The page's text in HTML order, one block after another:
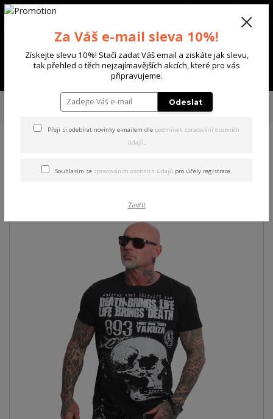
Menu
+420 702 136 620
TRIKA & TÍLKA
Yakuza pánské tričko Death Life Regular
T-Shirt black 3XL
Life Regular T-Shirt black 3XL
Za Váš e-mail sleva 10%!
Získejte slevu 10%! Stačí zadat Váš email a ziskáte jak slevu,
tak přehled o těch nejzajímavějších akcích, které pro vás
připravujeme.
Odeslat
Přeji si odebírat novinky e-mailem dle podmínek zpracování osobních
údajů.
Souhlasím se zpracováním osobních údajů pro účely registrace.
Zavřít